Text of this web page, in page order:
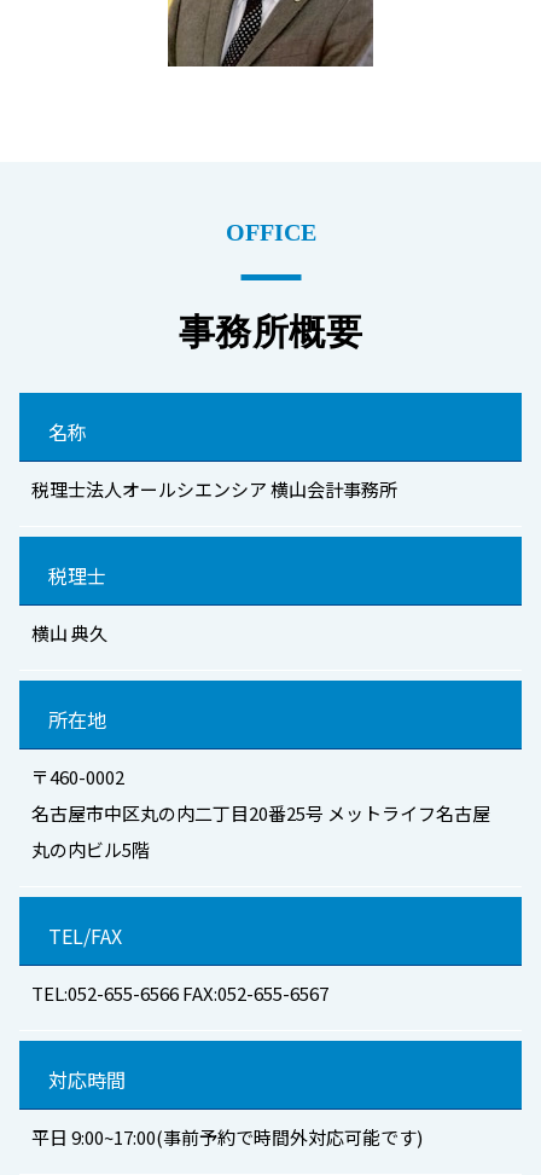
OFFICE
事務所概要
名称
税理士法人オールシエンシア 横山会計事務所
税理士
横山 典久
所在地
〒460-0002
名古屋市中区丸の内二丁目20番25号 メットライフ名古屋
丸の内ビル5階
TEL/FAX
TEL:052-655-6566 FAX:052-655-6567
対応時間
平日 9:00~17:00(事前予約で時間外対応可能です)